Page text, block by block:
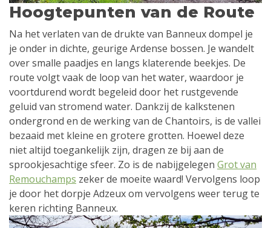
Hoogtepunten van de Route
Na het verlaten van de drukte van Banneux dompel je
je onder in dichte, geurige Ardense bossen. Je wandelt
over smalle paadjes en langs klaterende beekjes. De
route volgt vaak de loop van het water, waardoor je
voortdurend wordt begeleid door het rustgevende
geluid van stromend water. Dankzij de kalkstenen
ondergrond en de werking van de Chantoirs, is de vallei
bezaaid met kleine en grotere grotten. Hoewel deze
niet altijd toegankelijk zijn, dragen ze bij aan de
sprookjesachtige sfeer. Zo is de nabijgelegen Grot van
Remouchamps zeker de moeite waard! Vervolgens loop
je door het dorpje Adzeux om vervolgens weer terug te
keren richting Banneux.